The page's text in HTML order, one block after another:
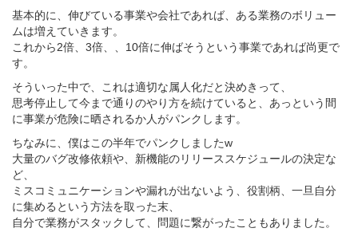
基本的に、伸びている事業や会社であれば、ある業務のボリュー
ムは増えていきます。
これから2倍、3倍、、10倍に伸ばそうという事業であれば尚更で
す。
そういった中で、これは適切な属人化だと決めきって、
思考停止して今まで通りのやり方を続けていると、あっという間
に事業が危険に晒されるか人がパンクします。
ちなみに、僕はこの半年でパンクしましたw
大量のバグ改修依頼や、新機能のリリーススケジュールの決定な
ど、
ミスコミュニケーションや漏れが出ないよう、役割柄、一旦自分
に集めるという方法を取った末、
自分で業務がスタックして、問題に繋がったこともありました。